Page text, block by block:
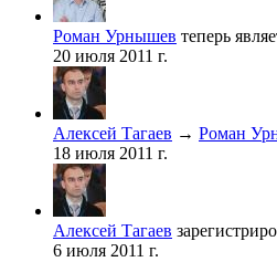
Роман Урнышев теперь
20 июля 2011 г.
Алексей Тагаев → Роман
18 июля 2011 г.
Алексей Тагаев
6 июля 2011 г.